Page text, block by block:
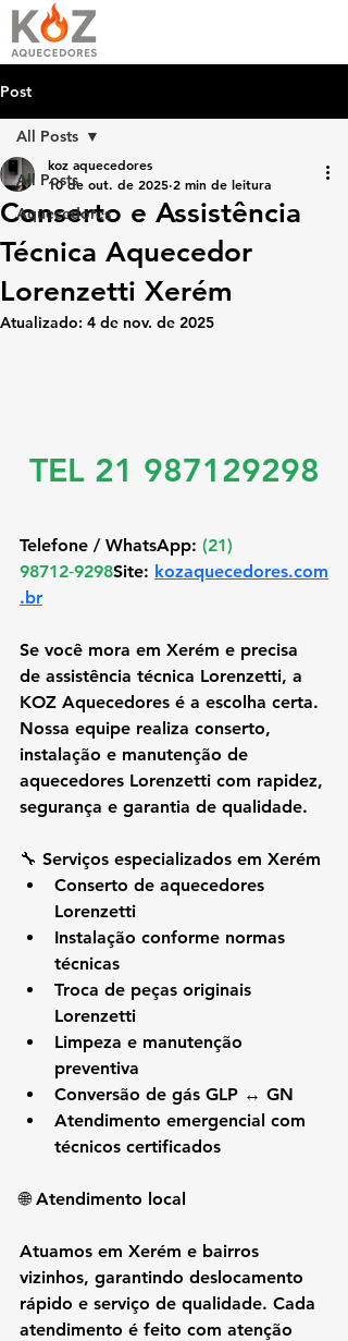
Post
All Posts
Aquecedores
All Posts
Conserto e Assistência
Técnica Aquecedor
Lorenzetti Xerém
koz aquecedores
10 de out. de 2025 2 min de leitura
Atualizado: 4 de nov. de 2025
TEL 21 987129298
Telefone / WhatsApp: (21)
98712‑9298Site: kozaquecedores.com
.br
Se você mora em Xerém e precisa
de assistência técnica Lorenzetti, a
KOZ Aquecedores é a escolha certa.
Nossa equipe realiza conserto,
instalação e manutenção de
aquecedores Lorenzetti com rapidez,
segurança e garantia de qualidade.
🔧 Serviços especializados em Xerém
Conserto de aquecedores
Lorenzetti
Instalação conforme normas
técnicas
Troca de peças originais
Lorenzetti
Limpeza e manutenção
preventiva
Conversão de gás GLP ↔ GN
Atendimento emergencial com
técnicos certificados
🌐 Atendimento local
Atuamos em Xerém e bairros
vizinhos, garantindo deslocamento
rápido e serviço de qualidade. Cada
atendimento é feito com atenção